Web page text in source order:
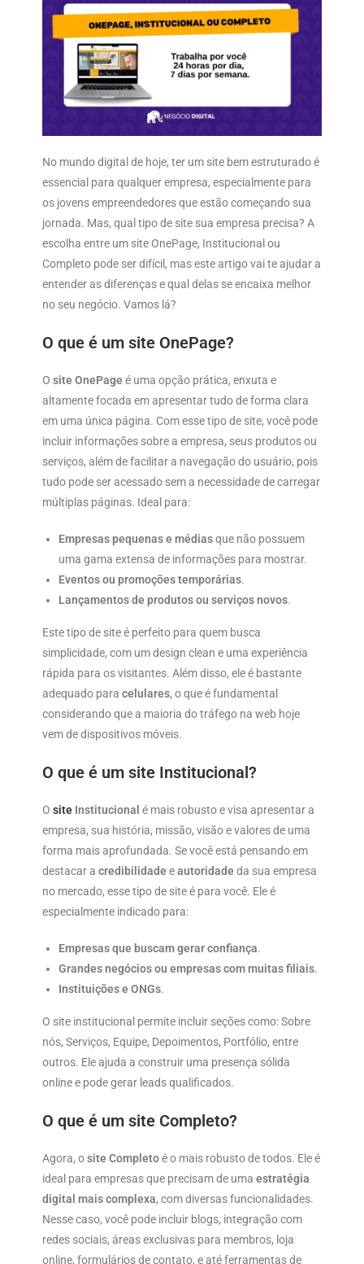
No mundo digital de hoje, ter um site bem estruturado é
essencial para qualquer empresa, especialmente para
os jovens empreendedores que estão começando sua
jornada. Mas, qual tipo de site sua empresa precisa? A
escolha entre um site OnePage, Institucional ou
Completo pode ser difícil, mas este artigo vai te ajudar a
entender as diferenças e qual delas se encaixa melhor
no seu negócio. Vamos lá?
O que é um site OnePage?
Osite OnePage é uma opção prática, enxuta e
altamente focada em apresentar tudo de forma clara
em uma única página. Com esse tipo de site, você pode
incluir informações sobre a empresa, seus produtos ou
serviços, além de facilitar a navegação do usuário, pois
tudo pode ser acessado sem a necessidade de carregar
múltiplas páginas. Ideal para:
Empresas pequenas e médiasque não possuem
uma gama extensa de informações para mostrar.
Eventos ou promoções temporárias.
Lançamentos de produtos ou serviços novos.
Este tipo de site é perfeito para quem busca
simplicidade, com um design clean e uma experiência
rápida para os visitantes. Além disso, ele é bastante
adequado paracelulares, o que é fundamental
considerando que a maioria do tráfego na web hoje
vem de dispositivos móveis.
O que é um site Institucional?
Osite Institucional é mais robusto e visa apresentar a
empresa, sua história, missão, visão e valores de uma
forma mais aprofundada. Se você está pensando em
destacar acredibilidade eautoridade da sua empresa
no mercado, esse tipo de site é para você. Ele é
especialmente indicado para:
Empresas que buscam gerar confiança.
Grandes negócios ou empresas com muitas filiais.
Instituições e ONGs.
O site institucional permite incluir seções como: Sobre
nós, Serviços, Equipe, Depoimentos, Portfólio, entre
outros. Ele ajuda a construir uma presença sólida
online e pode gerar leads qualificados.
O que é um site Completo?
Agora, osite Completoé o mais robusto de todos. Ele é
ideal para empresas que precisam de umaestratégia
digital mais complexa, com diversas funcionalidades.
Nesse caso, você pode incluir blogs, integração com
redes sociais, áreas exclusivas para membros, loja
online, formulários de contato, e até ferramentas de